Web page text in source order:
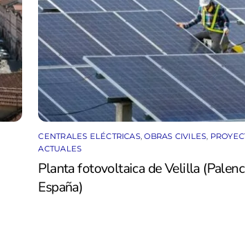
CENTRALES ELÉCTRICAS,OBRAS CIVILES,
ACTUALES
Planta fotovoltaica de Velilla
España)